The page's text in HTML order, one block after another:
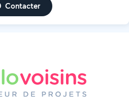
Contacter